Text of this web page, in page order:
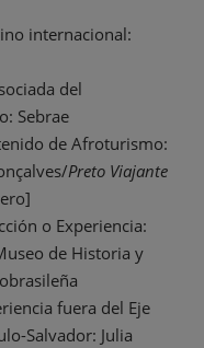
internacional:
del
Sebrae
de Afroturismo:
Preto Viajante
o Experiencia:
de Historia y
fuera del Eje
Salvador: Julia